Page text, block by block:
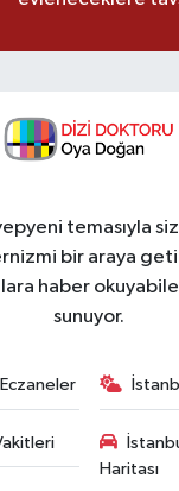
temasıyla
bir araya
haber
sunuyor.
Haritası